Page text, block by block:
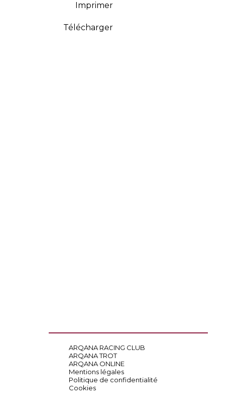
Imprimer
Télécharger
ARQANA RACING CLUB
ARQANA TROT
ARQANA ONLINE
Mentions légales
Politique de confidentialité
Cookies